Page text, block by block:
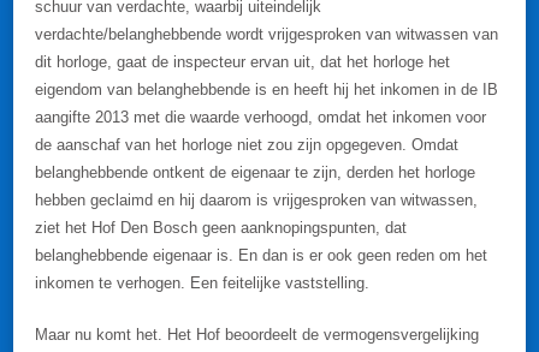
schuur van verdachte, waarbij uiteindelijk
verdachte/belanghebbende wordt vrijgesproken van witwassen van
dit horloge, gaat de inspecteur ervan uit, dat het horloge het
eigendom van belanghebbende is en heeft hij het inkomen in de IB
aangifte 2013 met die waarde verhoogd, omdat het inkomen voor
de aanschaf van het horloge niet zou zijn opgegeven. Omdat
belanghebbende ontkent de eigenaar te zijn, derden het horloge
hebben geclaimd en hij daarom is vrijgesproken van witwassen,
ziet het Hof Den Bosch geen aanknopingspunten, dat
belanghebbende eigenaar is. En dan is er ook geen reden om het
inkomen te verhogen. Een feitelijke vaststelling.
Maar nu komt het. Het Hof beoordeelt de vermogensvergelijking